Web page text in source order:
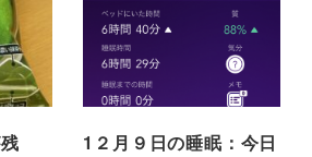
1２月９日の睡眠：今日